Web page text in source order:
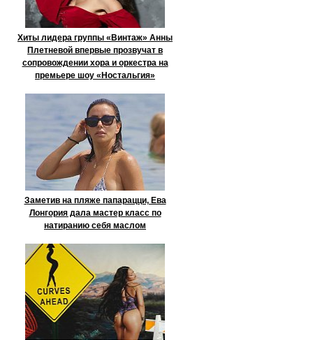
Хиты лидера группы «Винтаж» Анны
Плетневой впервые прозвучат в
сопровождении хора и оркестра на
премьере шоу «Ностальгия»
Заметив на пляже папарацци, Ева
Лонгория дала мастер класс по
натиранию себя маслом